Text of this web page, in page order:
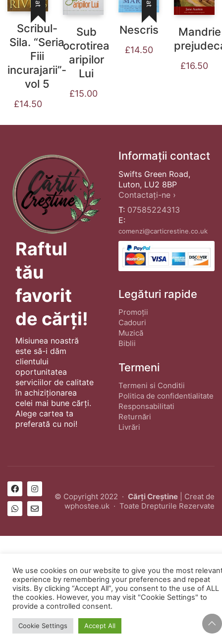
Scribul-
Sila. “Seria
Fiii
incurajarii”-
vol 5
£14.50
Sub
ocrotirea
aripilor
Lui
£15.00
Nescris
£14.50
£16.50
Raftul
tău
favorit
de cărți!
Misiunea noastră
este să-i dăm
clientului
oportunitatea
serviciilor de calitate
în achiziționarea
celei mai bune cărți.
Alege cartea ta
preferată cu noi!
Informații contact
Swifts Green Road,
Luton, LU2 8BP
Contactați-ne ›
T: 07585224313
E:
comenzi@carticrestine.co.uk
Legături rapide
Promoții
Cadouri
Muzică
Biblii
Termeni
Termeni si Conditii
Politica de confidentialitate
Responsabilitati
Returnări
Livrări
© Copyright 2022 · Cărți Creștine | Creat de
wphostee.uk · Toate Drepturile Rezervate
We use cookies on our website to give you the most
experience by remembering your preferences and repeat
visits. By clicking “Accept All”, you consent to the use of ALL
the cookies. However, you may visit "Cookie Settings" to
provide a controlled consent.
Cookie Settings Accept All